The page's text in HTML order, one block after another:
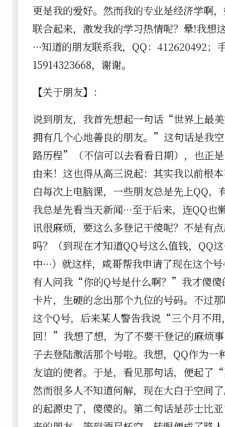
更是我的爱好。然而我的专业是经济学啊
联合起来，激发我的学习热情呢？晕!我想
···知道的朋友联系我，QQ：412620492；
15914323668，谢谢。
【关于朋友】：
说到朋友，我首先想起一句话“世界上最
拥有几个心地善良的朋友。”这句话是我
路历程”（不信可以去看看日期），也正
由来！这也得从高三说起：其实我以前根
白每次上电脑课，一些朋友总是先上QQ，
我总是先看当天新闻···至于后来，连QQ也
讯很麻烦，要这么多登记干傻呢？不是有
吗？（到现在才知道QQ号这么值钱，QQ
中···）就这样，咸哥帮我申请了现在这个
有人问我“你的Q号是什么啊？”我才傻傻
卡片，生硬的念出那个九位的号码。不过
这个Q号，后来某人警告我说“三个月不用
回！”我想了想，为了不要干登记的麻烦
子去登陆激活那个号啦。我想，QQ作为一
友谊的使者。于是，看见那句话，便起了
然而很多人不知道何解，现在大白于空间
的起源史了，傻傻的。第二句话是莎士比